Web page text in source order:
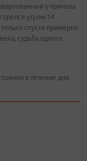
у причала
утром 14
спустя примерно
судьба одного
в течение дня.